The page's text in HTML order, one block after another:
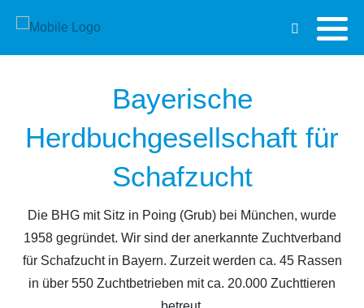
Bayerische
Herdbuchgesellschaft für
Schafzucht
Die BHG mit Sitz in Poing (Grub) bei München, wurde
1958 gegründet. Wir sind der anerkannte Zuchtverband
für Schafzucht in Bayern. Zurzeit werden ca. 45 Rassen
in über 550 Zuchtbetrieben mit ca. 20.000 Zuchttieren